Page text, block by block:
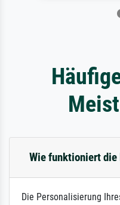
Wie funktioniert
Die Personalisierung